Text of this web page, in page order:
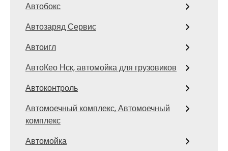
Автобокс
Автозаряд Сервис
Автоигл
АвтоКео Нск, автомойка для грузовиков
Автоконтроль
Автомоечный комплекс, Автомоечный
комплекс
Автомойка